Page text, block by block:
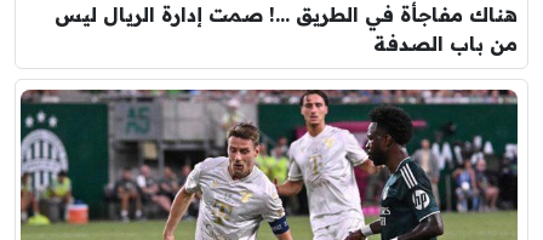
هناك مفاجأة في الطريق …! صمت إدارة الريال ليس
من باب الصدفة